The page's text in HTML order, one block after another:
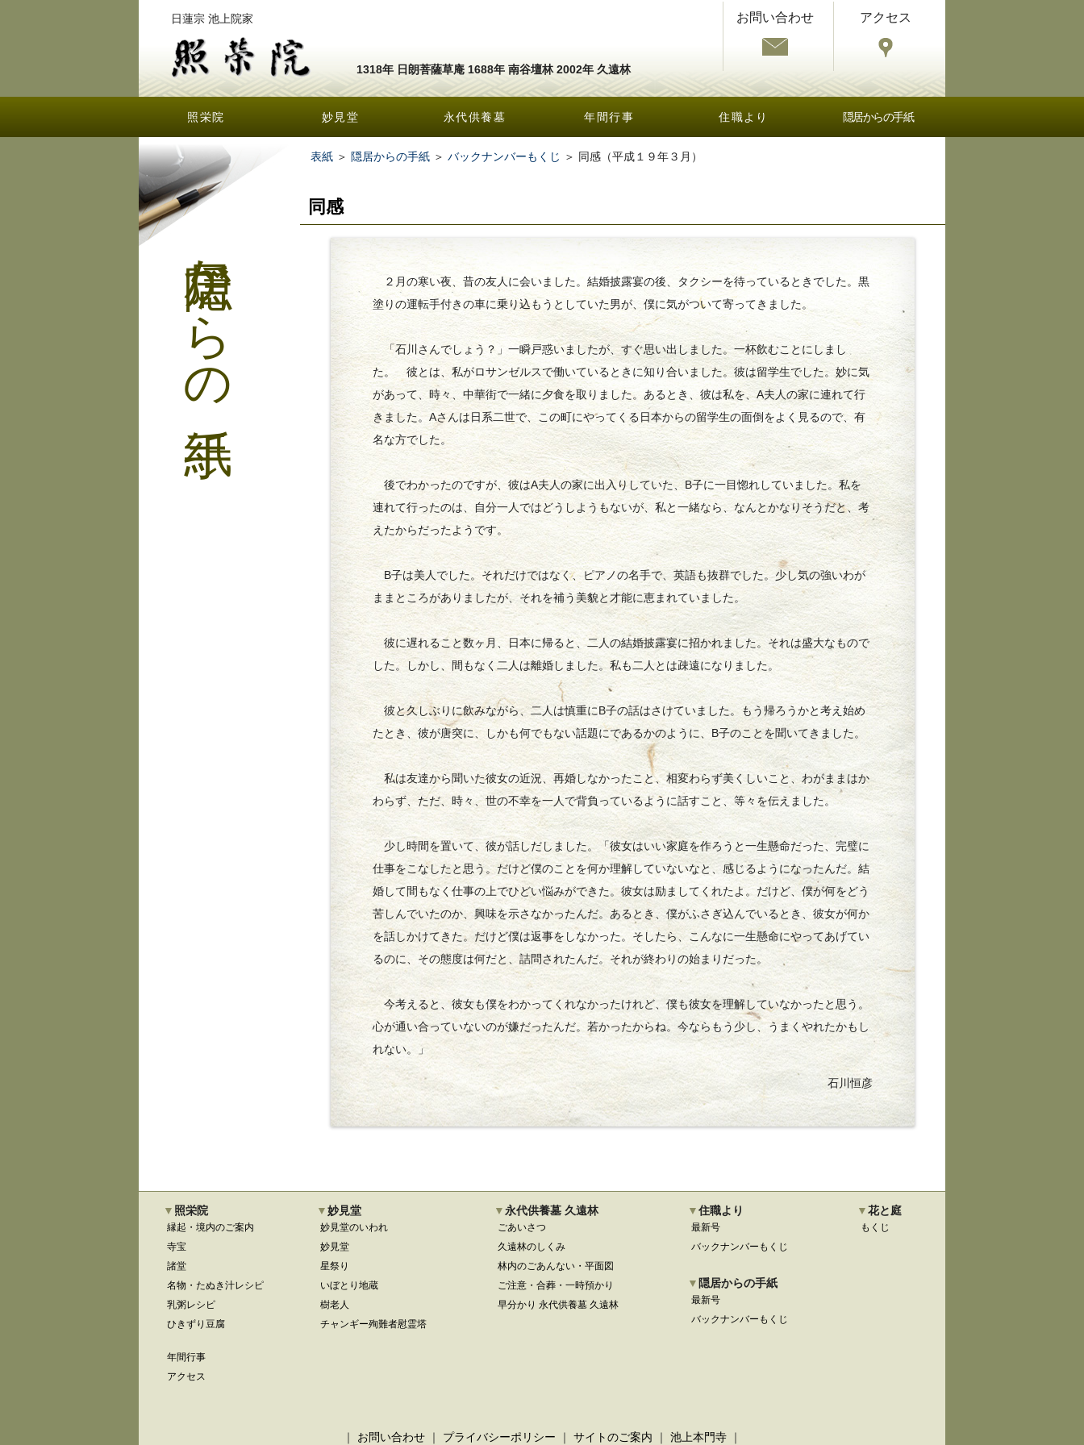
日蓮宗 池上院家
1318年 日朗菩薩草庵 1688年 南谷壇林 2002年 久遠林
お問い合わせ アクセス
照栄院 妙見堂 永代供養墓 年間行事 住職より 隠居からの手紙
隠居からの手紙
表紙＞ 隠居からの手紙＞ バックナンバーもくじ ＞ 同感（平成１９年３月）
同感
２月の寒い夜、昔の友人に会いました。結婚披露宴の後、タクシーを待っているときでした。黒
塗りの運転手付きの車に乗り込もうとしていた男が、僕に気がついて寄ってきました。
「石川さんでしょう？」一瞬戸惑いましたが、すぐ思い出しました。一杯飲むことにしまし
た。 彼とは、私がロサンゼルスで働いているときに知り合いました。彼は留学生でした。妙に気
があって、時々、中華街で一緒に夕食を取りました。あるとき、彼は私を、A夫人の家に連れて行
きました。Aさんは日系二世で、この町にやってくる日本からの留学生の面倒をよく見るので、有
名な方でした。
後でわかったのですが、彼はA夫人の家に出入りしていた、B子に一目惚れしていました。私を
連れて行ったのは、自分一人ではどうしようもないが、私と一緒なら、なんとかなりそうだと、考
えたからだったようです。
B子は美人でした。それだけではなく、ピアノの名手で、英語も抜群でした。少し気の強いわが
ままところがありましたが、それを補う美貌と才能に恵まれていました。
彼に遅れること数ヶ月、日本に帰ると、二人の結婚披露宴に招かれました。それは盛大なもので
した。しかし、間もなく二人は離婚しました。私も二人とは疎遠になりました。
彼と久しぶりに飲みながら、二人は慎重にB子の話はさけていました。もう帰ろうかと考え始め
たとき、彼が唐突に、しかも何でもない話題にであるかのように、B子のことを聞いてきました。
私は友達から聞いた彼女の近況、再婚しなかったこと、相変わらず美くしいこと、わがままはか
わらず、ただ、時々、世の不幸を一人で背負っているように話すこと、等々を伝えました。
少し時間を置いて、彼が話しだしました。「彼女はいい家庭を作ろうと一生懸命だった、完璧に
仕事をこなしたと思う。だけど僕のことを何か理解していないなと、感じるようになったんだ。結
婚して間もなく仕事の上でひどい悩みができた。彼女は励ましてくれたよ。だけど、僕が何をどう
苦しんでいたのか、興味を示さなかったんだ。あるとき、僕がふさぎ込んでいるとき、彼女が何か
を話しかけてきた。だけど僕は返事をしなかった。そしたら、こんなに一生懸命にやってあげてい
るのに、その態度は何だと、詰問されたんだ。それが終わりの始まりだった。
今考えると、彼女も僕をわかってくれなかったけれど、僕も彼女を理解していなかったと思う。
心が通い合っていないのが嫌だったんだ。若かったからね。今ならもう少し、うまくやれたかもし
れない。」
石川恒彦
照栄院
縁起・境内のご案内
寺宝
諸堂
名物・たぬき汁レシピ
乳粥レシピ
ひきずり豆腐
年間行事
アクセス
妙見堂
妙見堂のいわれ
妙見堂
星祭り
いぼとり地蔵
樹老人
チャンギー殉難者慰霊塔
永代供養墓 久遠林
ごあいさつ
久遠林のしくみ
林内のごあんない・平面図
ご注意・合葬・一時預かり
早分かり 永代供養墓 久遠林
住職より
最新号
バックナンバーもくじ
隠居からの手紙
最新号
バックナンバーもくじ
花と庭
もくじ
｜ お問い合わせ ｜ プライバシーポリシー ｜ サイトのご案内 ｜ 池上本門寺 ｜